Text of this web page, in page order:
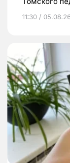
11:30 / 05.08.26